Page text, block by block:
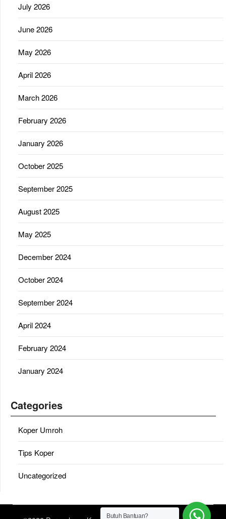
July 2026
June 2026
May 2026
April 2026
March 2026
February 2026
January 2026
October 2025
September 2025
August 2025
May 2025
December 2024
October 2024
September 2024
April 2024
February 2024
January 2024
Categories
Koper Umroh
Tips Koper
Uncategorized
Butuh Bantuan?